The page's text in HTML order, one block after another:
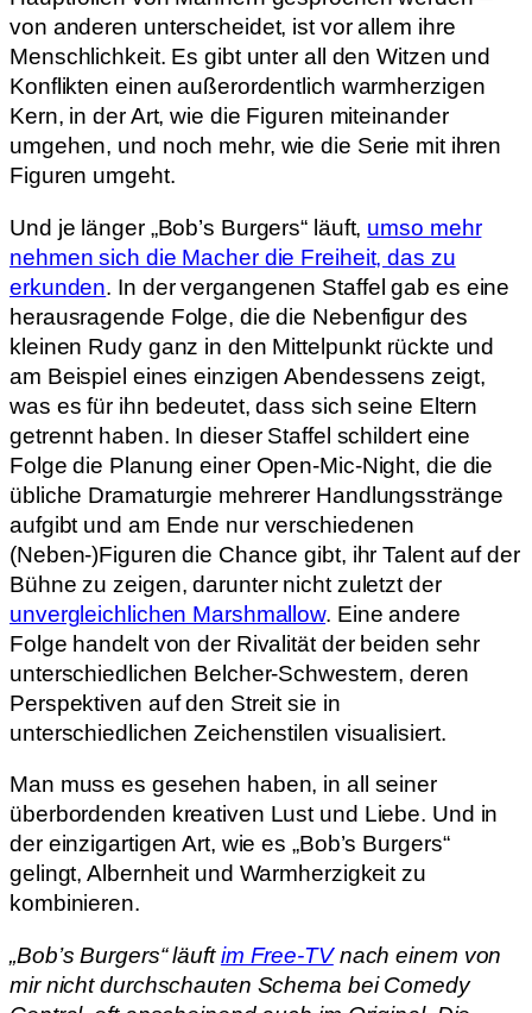
von anderen unterscheidet, ist vor allem ihre
Menschlichkeit. Es gibt unter all den Witzen und
Konflikten einen außerordentlich warmherzigen
Kern, in der Art, wie die Figuren miteinander
umgehen, und noch mehr, wie die Serie mit ihren
Figuren umgeht.
Und je länger „Bob’s Burgers“ läuft, umso mehr
nehmen sich die Macher die Freiheit, das zu
erkunden. In der vergangenen Staffel gab es eine
herausragende Folge, die die Nebenfigur des
kleinen Rudy ganz in den Mittelpunkt rückte und
am Beispiel eines einzigen Abendessens zeigt,
was es für ihn bedeutet, dass sich seine Eltern
getrennt haben. In dieser Staffel schildert eine
Folge die Planung einer Open-Mic-Night, die die
übliche Dramaturgie mehrerer Handlungsstränge
aufgibt und am Ende nur verschiedenen
(Neben-)Figuren die Chance gibt, ihr Talent auf der
Bühne zu zeigen, darunter nicht zuletzt der
unvergleichlichen Marshmallow. Eine andere
Folge handelt von der Rivalität der beiden sehr
unterschiedlichen Belcher-Schwestern, deren
Perspektiven auf den Streit sie in
unterschiedlichen Zeichenstilen visualisiert.
Man muss es gesehen haben, in all seiner
überbordenden kreativen Lust und Liebe. Und in
der einzigartigen Art, wie es „Bob’s Burgers“
gelingt, Albernheit und Warmherzigkeit zu
kombinieren.
„Bob’s Burgers“ läuftim Free-TVnach einem von
mir nicht durchschauten Schema bei Comedy